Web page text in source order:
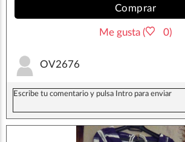
Comprar
Me gusta ( 0)
OV2676